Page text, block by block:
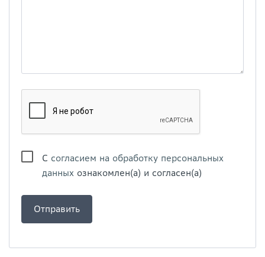
С согласием на обработку персональных
данных ознакомлен(а) и согласен(а)